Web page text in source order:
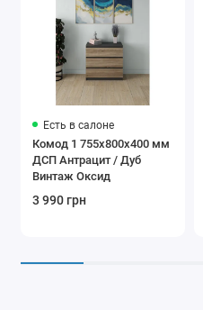
Есть в салоне
Комод 1 755х800х400 мм
ДСП Антрацит / Дуб
Винтаж Оксид
3 990 грн